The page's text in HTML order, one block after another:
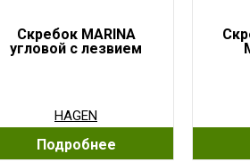
Скребок MARINA
угловой с лезвием
HAGEN
Подробнее